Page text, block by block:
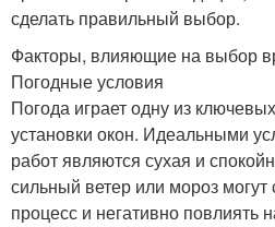
сделать правильный выбор.
Факторы, влияющие на выбор
Погодные условия
Погода играет одну из
установки окон. Идеальными
работ являются сухая и
сильный ветер или мороз
процесс и негативно повлиять